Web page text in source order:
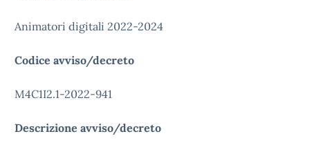
Animatori digitali 2022-2024
Codice avviso/decreto
M4C1I2.1-2022-941
Descrizione avviso/decreto